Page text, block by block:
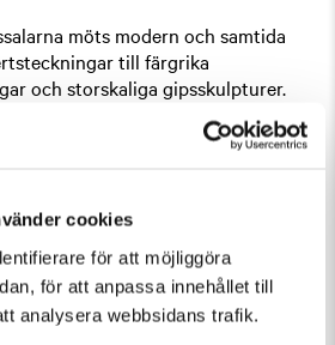
cookies
för att möjliggöra
för att anpassa innehållet till
analysera webbsidans trafik.
möts modern och samtida
till färgrika
och storskaliga gipsskulpturer.
konstnärer som
Matisse, Sonia Delaunay, Henry
Alfaro Siqueiros. I den
av Sigrid Hjertén, Isaac
och samtida konstnärer som
och Matthias van Arkel.
presenterar museet varje år